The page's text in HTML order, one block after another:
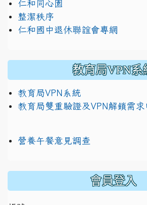
仁和同心園
整潔秩序
仁和國中退休聯誼會專網
教育局VPN系
教育局VPN系統
教育局雙重驗證及VPN解鎖需求
營養午餐意見調查
會員登入